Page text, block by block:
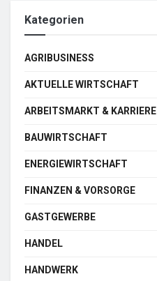
Kategorien
AGRIBUSINESS
AKTUELLE WIRTSCHAFT
ARBEITSMARKT & KARRIERE
BAUWIRTSCHAFT
ENERGIEWIRTSCHAFT
FINANZEN & VORSORGE
GASTGEWERBE
HANDEL
HANDWERK